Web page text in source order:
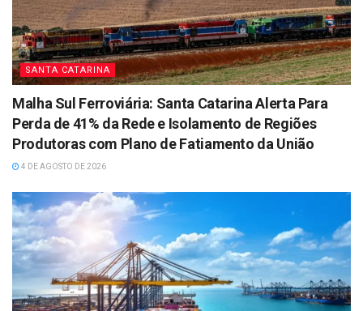
SANTA CATARINA
Malha Sul Ferroviária: Santa Catarina Alerta Para
Perda de 41% da Rede e Isolamento de Regiões
Produtoras com Plano de Fatiamento da União
4 DE AGOSTO DE 2026